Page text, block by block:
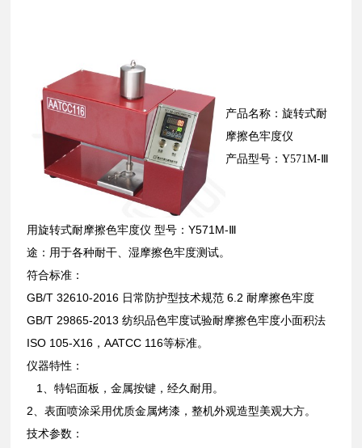
产品名称：旋转式耐
摩擦色牢度仪
产品型号：Y571M-Ⅲ
用旋转式耐摩擦色牢度仪 型号：Y571M-Ⅲ
途：用于各种耐干、湿摩擦色牢度测试。
符合标准：
GB/T 32610-2016 日常防护型技术规范 6.2 耐摩擦色牢度
GB/T 29865-2013 纺织品色牢度试验耐摩擦色牢度小面积法
ISO 105-X16，AATCC 116等标准。
仪器特性：
1、特铝面板，金属按键，经久耐用。
2、表面喷涂采用优质金属烤漆，整机外观造型美观大方。
技术参数：